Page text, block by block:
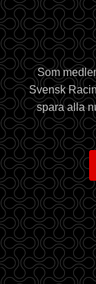
Som
Svensk
spara alla